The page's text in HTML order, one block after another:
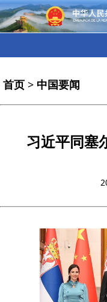
首页 > 中国要闻
习近平同塞